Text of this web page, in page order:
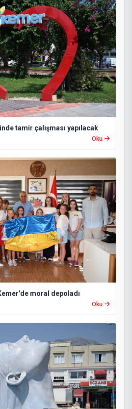
tamir çalışması yapılacak
Oku
moral depoladı
Oku